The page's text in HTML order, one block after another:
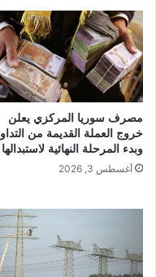
مصرف سوريا المركزي يعلن
خروج العملة القديمة من
وبدء المرحلة النهائية لاستبدالها
أغسطس 3, 2026